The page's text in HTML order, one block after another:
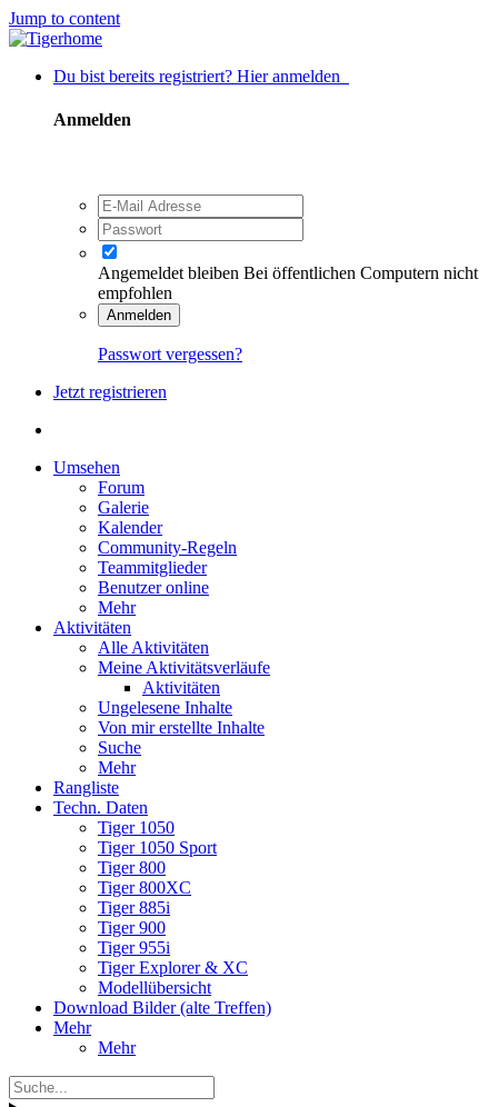
Jump to content
Du bist bereits registriert? Hier anmelden
Anmelden
Angemeldet bleiben Bei öffentlichen Computern nicht
empfohlen
Anmelden
Passwort vergessen?
Jetzt registrieren
Umsehen
Forum
Galerie
Kalender
Community-Regeln
Teammitglieder
Benutzer online
Mehr
Aktivitäten
Alle Aktivitäten
Meine Aktivitätsverläufe
Aktivitäten
Ungelesene Inhalte
Von mir erstellte Inhalte
Suche
Mehr
Rangliste
Techn. Daten
Tiger 1050
Tiger 1050 Sport
Tiger 800
Tiger 800XC
Tiger 885i
Tiger 900
Tiger 955i
Tiger Explorer & XC
Modellübersicht
Download Bilder (alte Treffen)
Mehr
Mehr